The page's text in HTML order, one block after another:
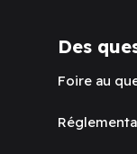
Des
Foire au